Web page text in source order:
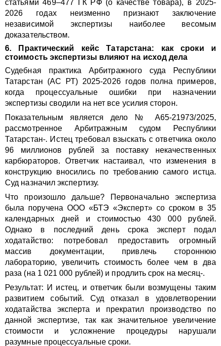
статьями 469–477 ГК РФ (о качестве товара), в 2025-
2026 годах неизменно признают заключение
независимой экспертизы наиболее весомым
доказательством.
6. Практический кейс Татарстана: как сроки и
стоимость экспертизы влияют на исход дела
Судебная практика Арбитражного суда Республики
Татарстан (АС РТ) 2025-2026 годов полна примеров,
когда процессуальные ошибки при назначении
экспертизы сводили на нет все усилия сторон.
Показательным является дело № А65-21973/2025,
рассмотренное Арбитражным судом Республики
Татарстан-. Истец требовал взыскать с ответчика около
96 миллионов рублей за поставку некачественных
карбюраторов. Ответчик настаивал, что изменения в
конструкцию вносились по требованию самого истца.
Суд назначил экспертизу.
Что произошло дальше? Первоначально экспертиза
была поручена ООО «БТЭ «Эксперт» со сроком в 35
календарных дней и стоимостью 430 000 рублей.
Однако в последний день срока эксперт подал
ходатайство: потребовал предоставить огромный
массив документации, привлечь стороннюю
лабораторию, увеличить стоимость более чем в два
раза (на 1 021 000 рублей) и продлить срок на месяц-.
Результат: И истец, и ответчик были возмущены таким
развитием событий. Суд отказал в удовлетворении
ходатайства эксперта и прекратил производство по
данной экспертизе, так как значительное увеличение
стоимости и усложнение процедуры нарушали
разумные процессуальные сроки.